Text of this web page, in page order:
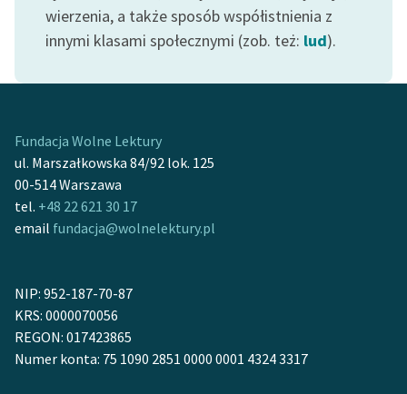
Kolekcje edukacyjne
twórców przechodzących
do domeny publicznej,
Odkurzamy bohaterów
Szkoła Poezji Wolnych
Lektur
Kontakt
O projekcie
Zespół
wierzenia, a także sposób współistnienia z
innymi klasami społecznymi (zob. też: lud).
Fundacja Wolne Lektury
ul. Marszałkowska 84/92 lok. 125
00-514 Warszawa
tel. +48 22 621 30 17
email fundacja@wolnelektury.pl
NIP: 952-187-70-87
KRS: 0000070056
REGON: 017423865
Numer konta: 75 1090 2851 0000 0001 4324 3317